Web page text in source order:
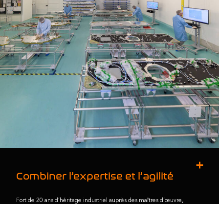
Combiner l’expertise et l’agilité
Fort de 20 ans d’héritage industriel auprès des maîtres d’œuvre,